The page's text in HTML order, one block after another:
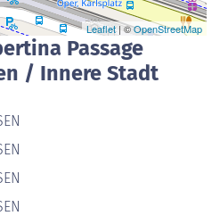
Leaflet| ©OpenStreetMap
Passage
/ Innere Stadt